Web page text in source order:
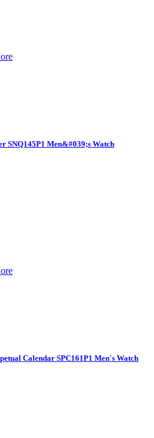
SNQ145P1 Men&#039;s Watch
Calendar SPC161P1 Men's Watch